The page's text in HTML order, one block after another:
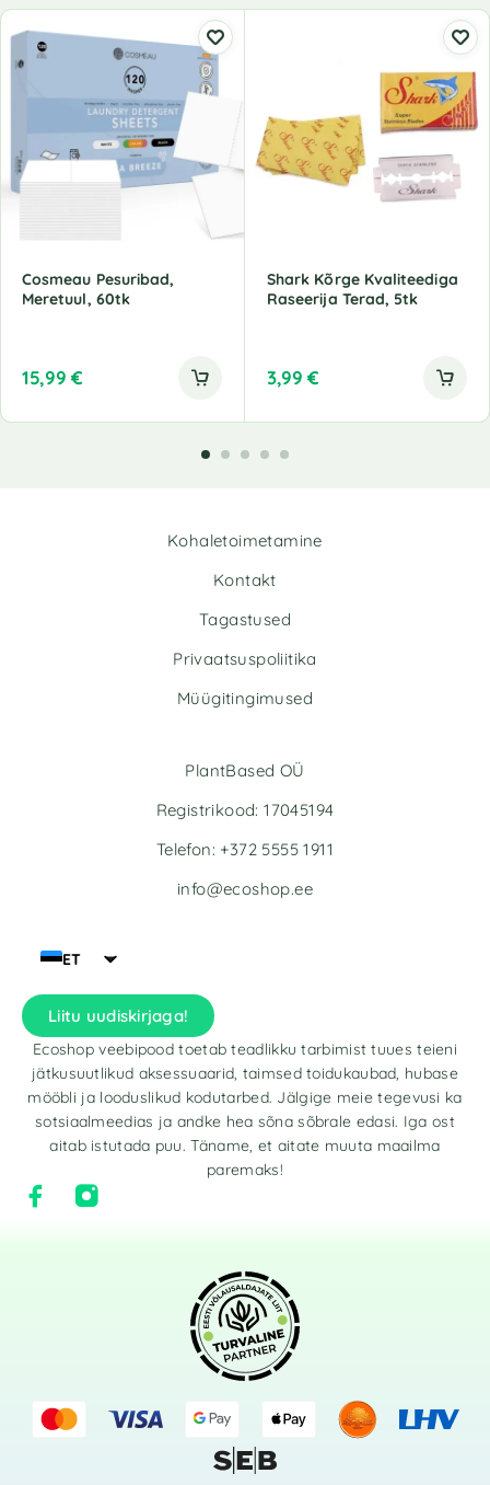
Cosmeau Pesuribad,
Meretuul, 60tk
15,99 €
Shark Kõrge Kvaliteediga
Raseerija Terad, 5tk
3,99€
Kohaletoimetamine
Kontakt
Tagastused
Privaatsuspoliitika
Müügitingimused
ET
Liitu uudiskirjaga!
Ecoshop veebipood toetab teadlikku tarbimist tuues teieni
jätkusuutlikud aksessuaarid, taimsed toidukaubad, hubase
mööbli ja looduslikud kodutarbed. Jälgige meie tegevusi ka
sotsiaalmeedias ja andke hea sõna sõbrale edasi. Iga ost
aitab istutada puu. Täname, et aitate muuta maailma
paremaks!
PlantBased OÜ
Registrikood: 17045194
Telefon: +372 5555 1911
info@ecoshop.ee